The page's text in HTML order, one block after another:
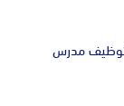
مدرس